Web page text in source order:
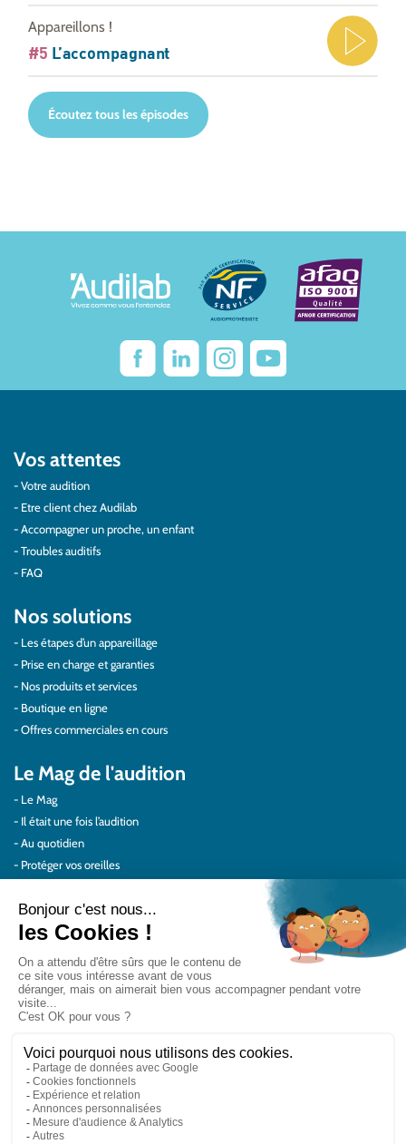
Appareillons !
#5 L’accompagnant
Écoutez tous les épisodes
Vos attentes
Votre audition
Etre client chez Audilab
Accompagner un proche, un enfant
Troubles auditifs
FAQ
Nos solutions
Les étapes d’un appareillage
Prise en charge et garanties
Nos produits et services
Boutique en ligne
Offres commerciales en cours
Le Mag de l'audition
Le Mag
Il était une fois l’audition
Au quotidien
Protéger vos oreilles
Actualités Audilab
Pour les pros
Le réseau Audilab
Notre histoire – Nos valeurs
Le choix de la qualité
Nos partenaires
On parle de nous
Rejoignez le réseau Audilab
Contactez-nous